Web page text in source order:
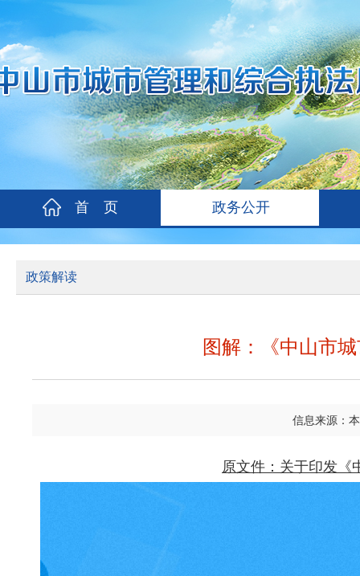
首 页 政务公开
政策解读
图解：《中山市
信息来源：
原文件：关于印发《